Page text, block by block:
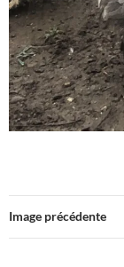
Image précédente